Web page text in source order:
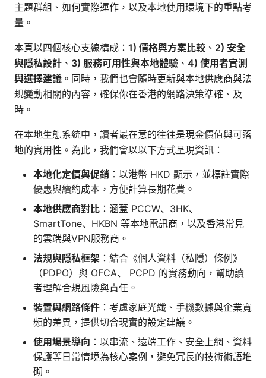
主題群組、如何實際運作，以及本地使用環境下的重點考
量。
本頁以四個核心支線構成： 1) 價格與方案比較 、 2) 安全
與隱私設計 、 3) 服務可用性與本地體驗 、 4) 使用者實測
與選擇建議 。同時，我們也會隨時更新與本地供應商與法
規變動相關的內容，確保你在香港的網路決策準確、及
時。
在本地生態系統中，讀者最在意的往往是現金價值與可落
地的實用性。為此，我們會以以下方式呈現資訊：
本地化定價與促銷 ：以港幣 HKD 顯示，並標註實際
優惠與續約成本，方便計算長期花費。
本地供應商對比 ：涵蓋 PCCW、3HK、
SmartTone、HKBN 等本地電訊商，以及香港常見
的雲端與VPN服務商。
法規與隱私框架 ：結合《個人資料（私隱）條例》
（PDPO）與 OFCA、 PCPD 的實務動向，幫助讀
者理解合規風險與責任。
裝置與網路條件 ：考慮家庭光纖、手機數據與企業寬
頻的差異，提供切合現實的設定建議。
使用場景導向 ：以串流、遠端工作、安全上網、資料
保護等日常情境為核心案例，避免冗長的技術術語堆
砌。